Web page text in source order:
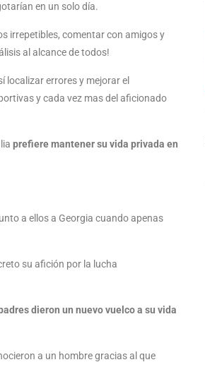
en un solo día.
irrepetibles, comentar con amigos y
al alcance de todos!
errores y mejorar el
y cada vez mas del aficionado
prefiere mantener su vida privada en
a ellos a Georgia cuando apenas
su afición por la lucha
dieron un nuevo vuelco a su vida
a un hombre gracias al que